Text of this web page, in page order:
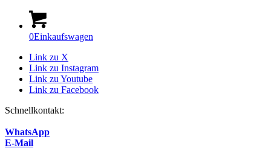
0Einkaufswagen
Link zu X
Link zu Instagram
Link zu Youtube
Link zu Facebook
Schnellkontakt:
WhatsApp
E-Mail